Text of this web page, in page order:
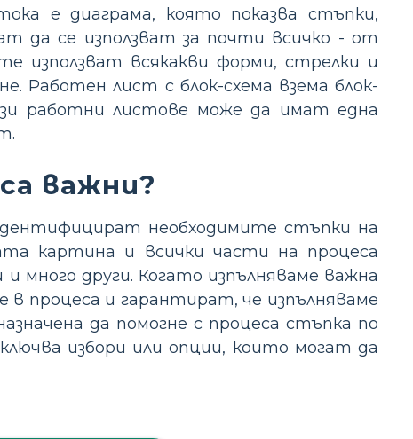
е диаграма, която показва стъпки,
да се използват за почти всичко - от
използват всякакви форми, стрелки и
Работен лист с блок-схема взема блок-
работни листове може да имат една
важни?
необходимите стъпки на
картина и всички части на процеса
много други. Когато изпълняваме важна
в процеса и гарантират, че изпълняваме
да помогне с процеса стъпка по
избори или опции, които могат да